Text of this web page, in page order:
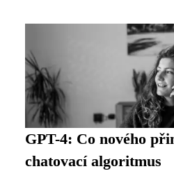
GPT-4: Co nového
chatovací algoritmus